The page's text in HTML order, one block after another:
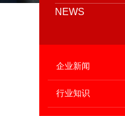
NEWS
企业新闻
行业知识